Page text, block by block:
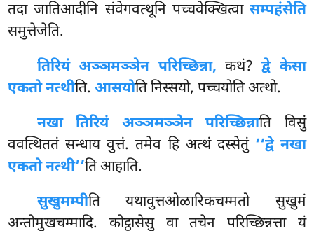
तदा जातिआदीनि संवेगवत्थूनि पच्चवेक्खित्वा सम्पहंसेति
समुत्तेजेति.
तिरियं अञ्ञमञ्ञेन परिच्छिन्ना, कथं?द्वे केसा
एकतो नत्थीति.आसयोति निस्सयो, पच्चयोति अत्थो.
नखा तिरियं अञ्ञमञ्ञेन परिच्छिन्नाति विसुं
ववत्थिततं सन्धाय वुत्तं. तमेव हि अत्थं दस्सेतुं ‘‘द्वे नखा
एकतो नत्थी’’ति आहाति.
सुखुमम्पीति यथावुत्तओळारिकचम्मतो सुखुमं
अन्तोमुखचम्मादि. कोट्ठासेसु वा तचेन परिच्छिन्नत्ता यं